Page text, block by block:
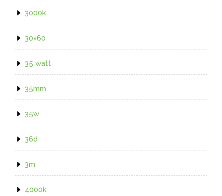
3000k
30×60
35 watt
35mm
35w
36d
3m
4000k